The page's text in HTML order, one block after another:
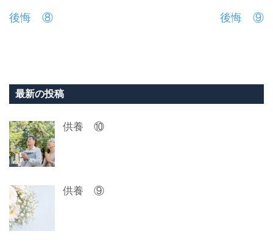
投
ビ
ー
シ
ョ
ン
後悔 ⑧ 後悔 ⑨
最新の投稿
供養 ⑩
供養 ⑨